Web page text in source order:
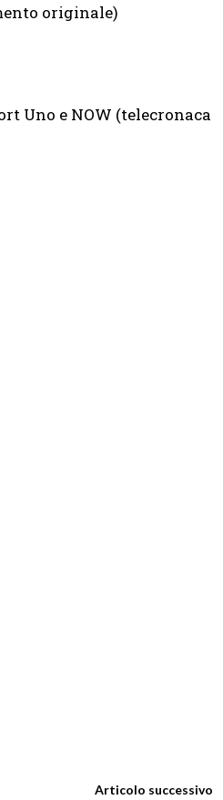
originale)
Uno e NOW (telecronaca
Articolo successivo